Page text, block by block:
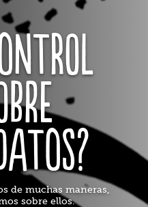
de muchas maneras,
sobre ellos.